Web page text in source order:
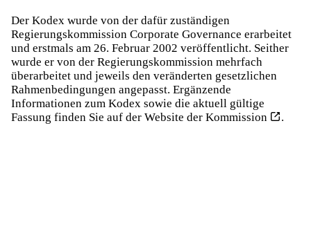
Der Kodex wurde von der dafür zuständigen
Regierungskommission Corporate Governance erarbeitet
und erstmals am 26. Februar 2002 veröffentlicht. Seither
wurde er von der Regierungskommission mehrfach
überarbeitet und jeweils den veränderten gesetzlichen
Rahmenbedingungen angepasst. Ergänzende
Informationen zum Kodex sowie die aktuell gültige
Fassung finden Sie auf der Website der Kommission .